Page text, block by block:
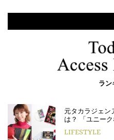
ラン
元タカラジェン
は？ 「ユニー
LIFESTYLE